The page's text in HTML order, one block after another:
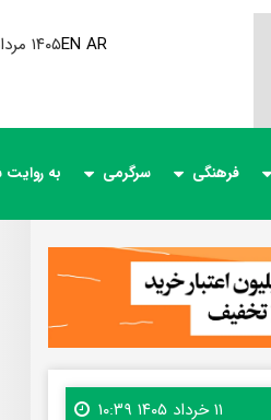
۱۴۰۵ مرداد ۱۸, یکشنبهEN AR
فرهنگی سرگرمی به روایت
۱۱ خرداد ۱۴۰۵ ۱۰:۳۹